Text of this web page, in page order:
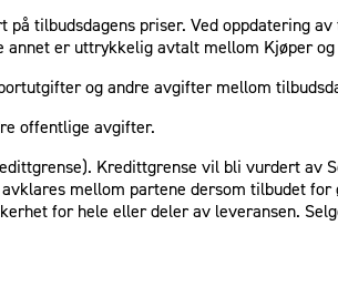
tilbudsdagens priser. Ved oppdatering
er uttrykkelig avtalt mellom Kjøper og
og andre avgifter mellom
offentlige avgifter.
Kredittgrense vil bli vurdert av
mellom partene dersom tilbudet
for hele eller deler av leveransen.